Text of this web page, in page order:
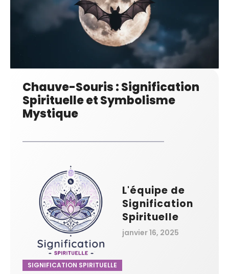
Chauve-Souris : Signification
Spirituelle et Symbolisme
Mystique
L'équipe de
Signification
Spirituelle
janvier 16, 2025
SIGNIFICATION SPIRITUELLE